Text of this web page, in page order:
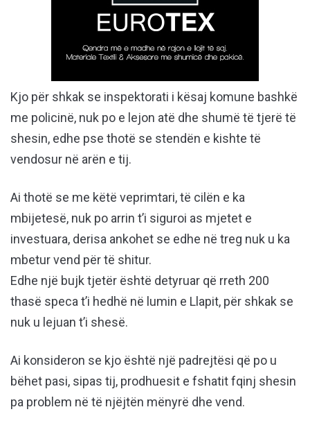
Kjo për shkak se inspektorati i kësaj komune bashkë
me policinë, nuk po e lejon atë dhe shumë të tjerë të
shesin, edhe pse thotë se stendën e kishte të
vendosur në arën e tij.
Ai thotë se me këtë veprimtari, të cilën e ka
mbijetesë, nuk po arrin t’i siguroi as mjetet e
investuara, derisa ankohet se edhe në treg nuk u ka
mbetur vend për të shitur.
Edhe një bujk tjetër është detyruar që rreth 200
thasë speca t’i hedhë në lumin e Llapit, për shkak se
nuk u lejuan t’i shesë.
Ai konsideron se kjo është një padrejtësi që po u
bëhet pasi, sipas tij, prodhuesit e fshatit fqinj shesin
pa problem në të njëjtën mënyrë dhe vend.